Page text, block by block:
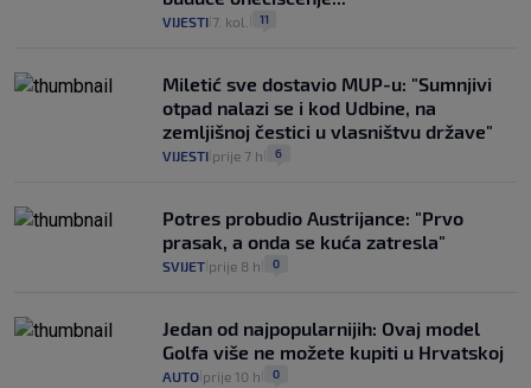
VIJESTI 7. kol. 11
Miletić sve dostavio MUP-u: "Sumnjivi
otpad nalazi se i kod Udbine, na
zemljišnoj čestici u vlasništvu države"
VIJESTI prije 7 h 6
Potres probudio Austrijance: "Prvo
prasak, a onda se kuća zatresla"
SVIJET prije 8 h 0
Jedan od najpopularnijih: Ovaj model
Golfa više ne možete kupiti u Hrvatskoj
AUTO prije 10 h 0